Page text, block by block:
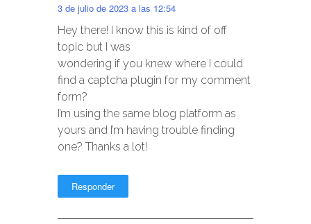
3 de julio de 2023 a las 12:54
Hey there! I know this is kind of off
topic but I was
wondering if you knew where I could
find a captcha plugin for my comment
form?
I’m using the same blog platform as
yours and I’m having trouble finding
one? Thanks a lot!
Responder